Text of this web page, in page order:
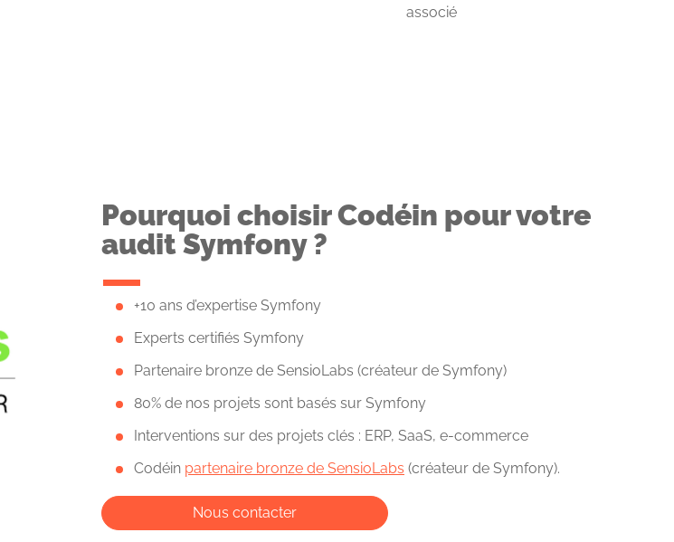
associé
Pourquoi choisir Codéin pour votre
audit Symfony ?
+10 ans d’expertise Symfony
Experts certifiés Symfony
Partenaire bronze de SensioLabs (créateur de Symfony)
80% de nos projets sont basés sur Symfony
Interventions sur des projets clés : ERP, SaaS, e-commerce
Codéin partenaire bronze de SensioLabs (créateur de Symfony).
Nous contacter